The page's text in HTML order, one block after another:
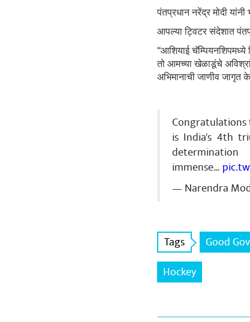
पंतप्रधान नरेंद्र मोदी
आपल्या ट्विटर संदेशात
“आशियाई
तो आमच्या खेळाडूंचे
अभिमानाची जाणीव जागृत
Congratulations
is India's 4th
immense…
— Narendra
Tags Good
Hockey